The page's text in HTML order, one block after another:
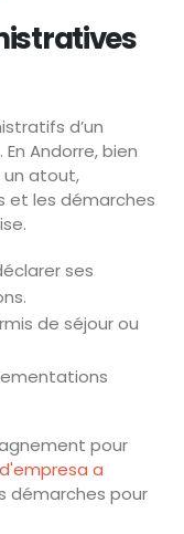
d’un
Andorre, bien
un atout,
et les démarches
ses
de séjour ou
pour
a
démarches pour